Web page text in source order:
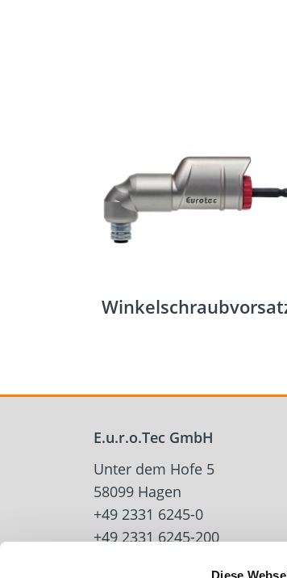
Diese
E.u.r.o.Tec GmbH
Unter dem Hofe 5
58099 Hagen
+49 2331 6245-0
+49 2331 6245-200